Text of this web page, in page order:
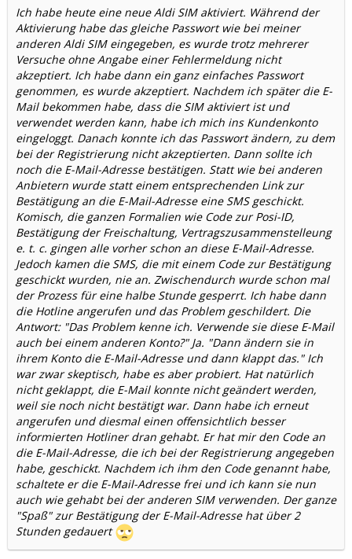
Ich habe heute eine neue Aldi SIM aktiviert. Während der
Aktivierung habe das gleiche Passwort wie bei meiner
anderen Aldi SIM eingegeben, es wurde trotz mehrerer
Versuche ohne Angabe einer Fehlermeldung nicht
akzeptiert. Ich habe dann ein ganz einfaches Passwort
genommen, es wurde akzeptiert. Nachdem ich später die E-
Mail bekommen habe, dass die SIM aktiviert ist und
verwendet werden kann, habe ich mich ins Kundenkonto
eingeloggt. Danach konnte ich das Passwort ändern, zu dem
bei der Registrierung nicht akzeptierten. Dann sollte ich
noch die E-Mail-Adresse bestätigen. Statt wie bei anderen
Anbietern wurde statt einem entsprechenden Link zur
Bestätigung an die E-Mail-Adresse eine SMS geschickt.
Komisch, die ganzen Formalien wie Code zur Posi-ID,
Bestätigung der Freischaltung, Vertragszusammenstelleung
e. t. c. gingen alle vorher schon an diese E-Mail-Adresse.
Jedoch kamen die SMS, die mit einem Code zur Bestätigung
geschickt wurden, nie an. Zwischendurch wurde schon mal
der Prozess für eine halbe Stunde gesperrt. Ich habe dann
die Hotline angerufen und das Problem geschildert. Die
Antwort: "Das Problem kenne ich. Verwende sie diese E-Mail
auch bei einem anderen Konto?" Ja. "Dann ändern sie in
ihrem Konto die E-Mail-Adresse und dann klappt das." Ich
war zwar skeptisch, habe es aber probiert. Hat natürlich
nicht geklappt, die E-Mail konnte nicht geändert werden,
weil sie noch nicht bestätigt war. Dann habe ich erneut
angerufen und diesmal einen offensichtlich besser
informierten Hotliner dran gehabt. Er hat mir den Code an
die E-Mail-Adresse, die ich bei der Registrierung angegeben
habe, geschickt. Nachdem ich ihm den Code genannt habe,
schaltete er die E-Mail-Adresse frei und ich kann sie nun
auch wie gehabt bei der anderen SIM verwenden. Der ganze
"Spaß" zur Bestätigung der E-Mail-Adresse hat über 2
Stunden gedauert